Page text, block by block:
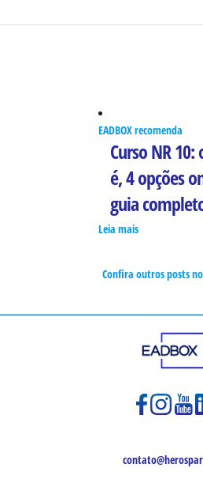
EADBOX recomenda
Curso NR 10:
é, 4 opções
guia
Leia mais
Confira outros posts